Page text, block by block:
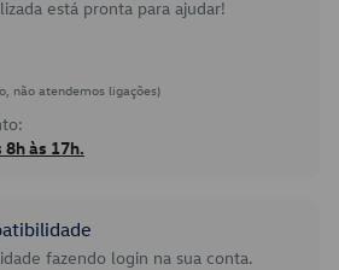
está pronta para ajudar!
não atendemos ligações)
às 17h.
fazendo login na sua conta.